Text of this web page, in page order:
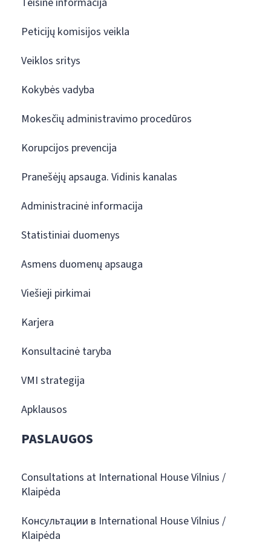
Peticijų komisijos veikla
Veiklos sritys
Kokybės vadyba
Mokesčių administravimo procedūros
Korupcijos prevencija
Pranešėjų apsauga. Vidinis kanalas
Administracinė informacija
Statistiniai duomenys
Asmens duomenų apsauga
Viešieji pirkimai
Karjera
Konsultacinė taryba
VMI strategija
Apklausos
PASLAUGOS
Consultations at International House Vilnius /
Klaipėda
Консультации в International House Vilnius /
Klaipėda